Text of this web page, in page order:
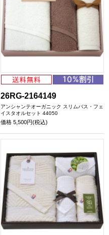
26RG-2164149
アンシャンテオーガニック スリムバス・フェ
イスタオルセット 44050
価格 5,500円(税込)